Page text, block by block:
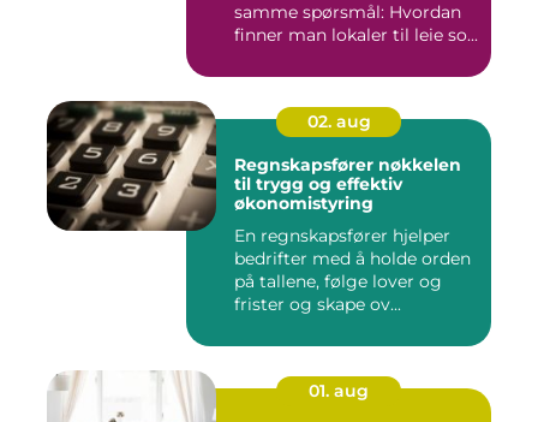
samme spørsmål: Hvordan
finner man lokaler til leie so...
02. aug
Regnskapsfører nøkkelen
til trygg og effektiv
økonomistyring
En regnskapsfører hjelper
bedrifter med å holde orden
på tallene, følge lover og
frister og skape ov...
01. aug